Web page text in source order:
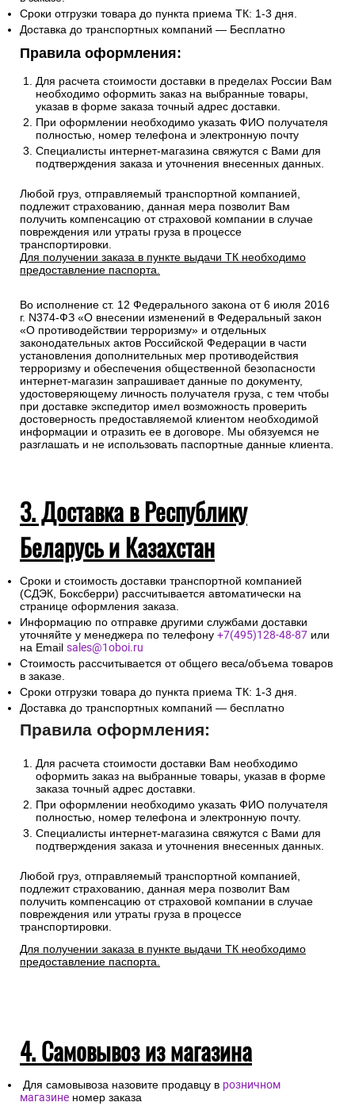
Сроки отгрузки товара до пункта приема ТК: 1-3 дня.
Доставка до транспортных компаний — Бесплатно
Правила оформления:
Для расчета стоимости доставки в пределах России Вам
необходимо оформить заказ на выбранные товары,
указав в форме заказа точный адрес доставки.
При оформлении необходимо указать ФИО получателя
полностью, номер телефона и электронную почту
Специалисты интернет-магазина свяжутся с Вами для
подтверждения заказа и уточнения внесенных данных.
Любой груз, отправляемый транспортной компанией,
подлежит страхованию, данная мера позволит Вам
получить компенсацию от страховой компании в случае
повреждения или утраты груза в процессе
транспортировки.
Для получении заказа в пункте выдачи ТК необходимо
предоставление паспорта.
Во исполнение ст. 12 Федерального закона от 6 июля 2016
г. N374-ФЗ «О внесении изменений в Федеральный закон
«О противодействии терроризму» и отдельных
законодательных актов Российской Федерации в части
установления дополнительных мер противодействия
терроризму и обеспечения общественной безопасности
интернет-магазин запрашивает данные по документу,
удостоверяющему личность получателя груза, с тем чтобы
при доставке экспедитор имел возможность проверить
достоверность предоставляемой клиентом необходимой
информации и отразить ее в договоре. Мы обязуемся не
разглашать и не использовать паспортные данные клиента.
3. Доставка в Республику
Беларусь и Казахстан
Сроки и стоимость доставки транспортной компанией
(СДЭК, Боксберри) рассчитывается автоматически на
странице оформления заказа.
Информацию по отправке другими службами доставки
уточняйте у менеджера по телефону +7(495)128-48-87 или
на Email sales@1oboi.ru
Стоимость рассчитывается от общего веса/объема товаров
в заказе.
Сроки отгрузки товара до пункта приема ТК: 1-3 дня.
Доставка до транспортных компаний — бесплатно
Правила оформления:
Для расчета стоимости доставки Вам необходимо
оформить заказ на выбранные товары, указав в форме
заказа точный адрес доставки.
При оформлении необходимо указать ФИО получателя
полностью, номер телефона и электронную почту.
Специалисты интернет-магазина свяжутся с Вами для
подтверждения заказа и уточнения внесенных данных.
Любой груз, отправляемый транспортной компанией,
подлежит страхованию, данная мера позволит Вам
получить компенсацию от страховой компании в случае
повреждения или утраты груза в процессе
транспортировки.
Для получении заказа в пункте выдачи ТК необходимо
предоставление паспорта.
4. Самовывоз из магазина
Для самовывоза назовите продавцу в розничном
магазине номер заказа